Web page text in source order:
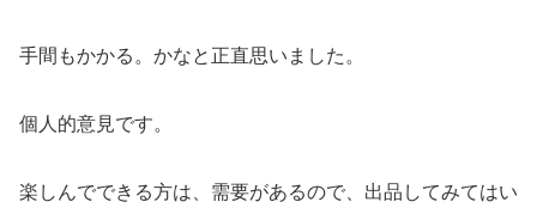
手間もかかる。かなと正直思いました。
個人的意見です。
楽しんでできる方は、需要があるので、出品してみてはい